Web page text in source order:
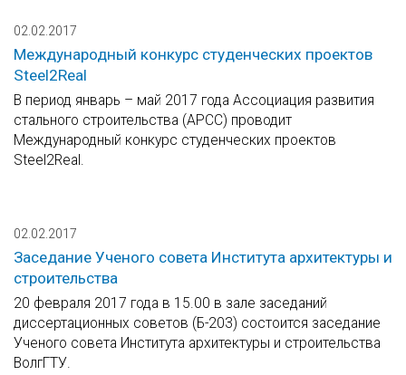
02.02.2017
Международный конкурс студенческих проектов
Steel2Real
В период январь – май 2017 года Ассоциация развития
стального строительства (АРСС) проводит
Международный конкурс студенческих проектов
Steel2Real.
02.02.2017
Заседание Ученого совета Института архитектуры и
строительства
20 февраля 2017 года в 15.00 в зале заседаний
диссертационных советов (Б-203) состоится заседание
Ученого совета Института архитектуры и строительства
ВолгГТУ.